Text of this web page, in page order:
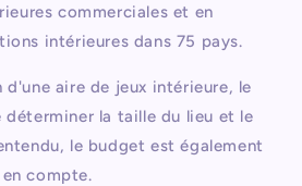
commerciales et en
intérieures dans 75 pays.
aire de jeux intérieure, le
la taille du lieu et le
le budget est également
compte.